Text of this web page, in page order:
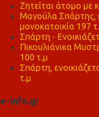
Ζητείται άτομο με
Μαγούλα Σπάρτης,
μονοκατοικία 197
Σπάρτη -
Πικουλιάνικα
100 τ.μ
Σπάρτη,
τ.μ
e-info.gr